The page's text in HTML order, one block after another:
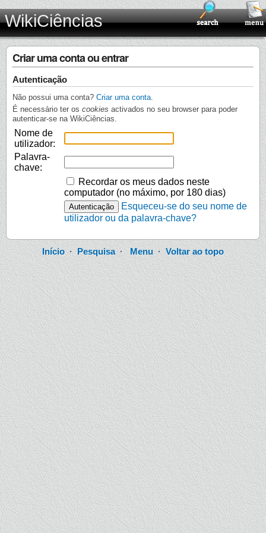
WikiCiências
Criar uma conta ou entrar
Autenticação
Não possui uma conta? Criar uma conta
É necessário ter os cookies activados no seu browser para poder
autenticar-se na WikiCiências.
Nome de
utilizador:
Palavra-
chave:
Recordar os meus dados neste
computador (no máximo, por 180 dias)
Esqueceu-se do seu nome de
utilizador ou da palavra-chave?
Início· Pesquisa·Menu ·Voltar ao topo